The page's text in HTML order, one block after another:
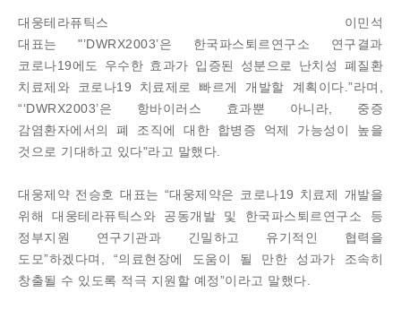
대웅테라퓨틱스 이민석
대표는 "’DWRX2003’은 한국파스퇴르연구소 연구결과
코로나19에도 우수한 효과가 입증된 성분으로 난치성 폐질환
치료제와 코로나19 치료제로 빠르게 개발할 계획이다.”라며,
“‘DWRX2003’은 항바이러스 효과뿐 아니라, 중증
감염환자에서의 폐 조직에 대한 합병증 억제 가능성이 높을
것으로 기대하고 있다"라고 말했다.
대웅제약 전승호 대표는 “대웅제약은 코로나19 치료제 개발을
위해 대웅테라퓨틱스와 공동개발 및 한국파스퇴르연구소 등
정부지원 연구기관과 긴밀하고 유기적인 협력을
도모”하겠다며, “의료현장에 도움이 될 만한 성과가 조속히
창출될 수 있도록 적극 지원할 예정”이라고 말했다.